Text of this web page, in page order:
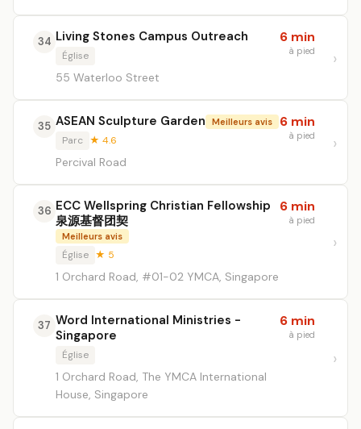
34 Living Stones Campus Outreach
Église
55 Waterloo Street
6 min
à pied
35 ASEAN Sculpture Garden Meilleurs avis
Parc ★ 4.6
Percival Road
6 min
à pied
36 ECC Wellspring Christian Fellowship
泉源基督团契
Meilleurs avis
Église ★ 5
1 Orchard Road, #01-02 YMCA, Singapore
6 min
à pied
37 Word International Ministries -
Singapore
Église
1 Orchard Road, The YMCA International
House, Singapore
6 min
à pied